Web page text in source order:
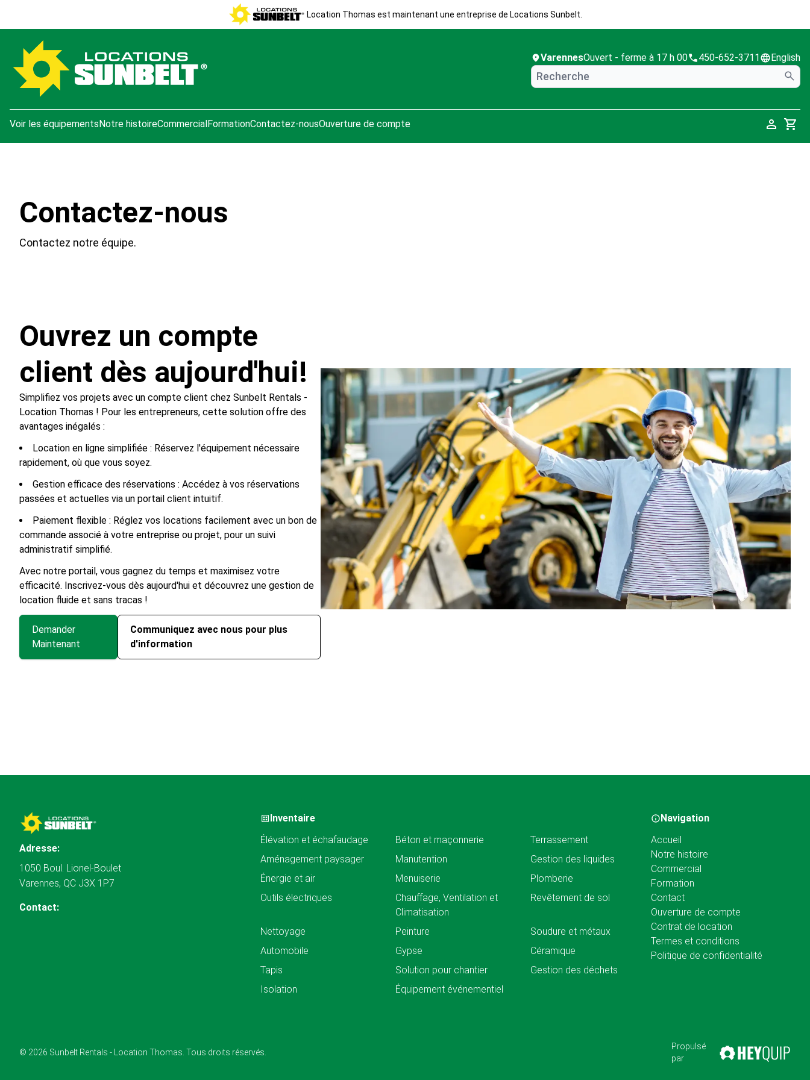
Location Thomas est maintenant une entreprise de Locations Sunbelt.
VarennesOuvert - ferme à 17 h 00 450-652-3711 English
Voir les équipements Notre histoireCommercial FormationContactez-nousOuverture de compte
Cart
Contactez-nous
Contactez notre équipe.
Ouvrez un compte
client dès aujourd'hui!
Simplifiez vos projets avec un compte client chez Sunbelt Rentals -
Location Thomas ! Pour les entrepreneurs, cette solution offre des
avantages inégalés :
Location en ligne simplifiée : Réservez l'équipement nécessaire
rapidement, où que vous soyez.
Gestion efficace des réservations : Accédez à vos réservations
passées et actuelles via un portail client intuitif.
Paiement flexible : Réglez vos locations facilement avec un bon de
commande associé à votre entreprise ou projet, pour un suivi
administratif simplifié.
Avec notre portail, vous gagnez du temps et maximisez votre
efficacité. Inscrivez-vous dès aujourd'hui et découvrez une gestion de
location fluide et sans tracas !
Demander
Maintenant
Communiquez avec nous pour plus
d'information
Adresse:
1050 Boul. Lionel-Boulet
Varennes, QC J3X 1P7
Contact:
Inventaire
Élévation et échafaudage
Béton et maçonnerie
Terrassement
Aménagement paysager
Manutention
Gestion des liquides
Énergie et air
Menuiserie
Plomberie
Outils électriques
Chauffage, Ventilation et
Climatisation
Revêtement de sol
Nettoyage Peinture
Soudure et métaux
Automobile
Gypse
Céramique
Tapis
Solution pour chantier
Gestion des déchets
Isolation
Équipement événementiel
Navigation
Accueil
Notre histoire
Commercial
Formation
Contact
Ouverture de compte
Contrat de location
Termes et conditions
Politique de confidentialité
© 2026 Sunbelt Rentals - Location Thomas. Tous droits réservés.
Propulsé
par